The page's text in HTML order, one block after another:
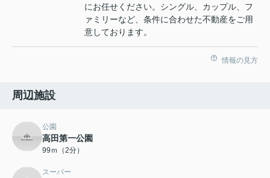
にお任せください。シングル、カップル、フ
ァミリーなど、条件に合わせた不動産をご用
意しております。
情報の見方
周辺施設
公園
高田第一公園
99ｍ（2分）
スーパー